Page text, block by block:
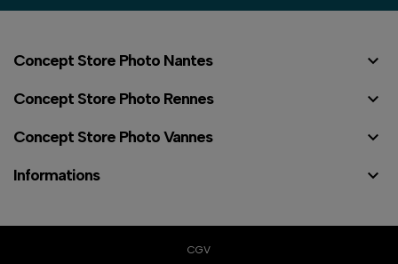
Concept Store Photo Nantes 
Concept Store Photo Rennes 
Concept Store Photo Vannes 
Informations 
CGV